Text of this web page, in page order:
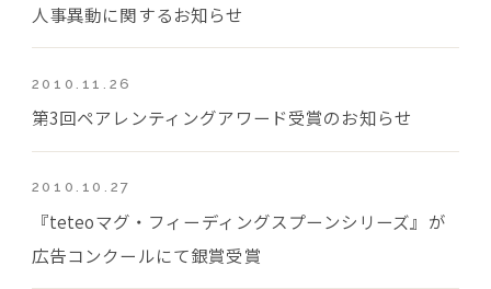
人事異動に関するお知らせ
2010.11.26
第3回ペアレンティングアワード受賞のお知らせ
2010.10.27
『teteoマグ・フィーディングスプーンシリーズ』が
広告コンクールにて銀賞受賞